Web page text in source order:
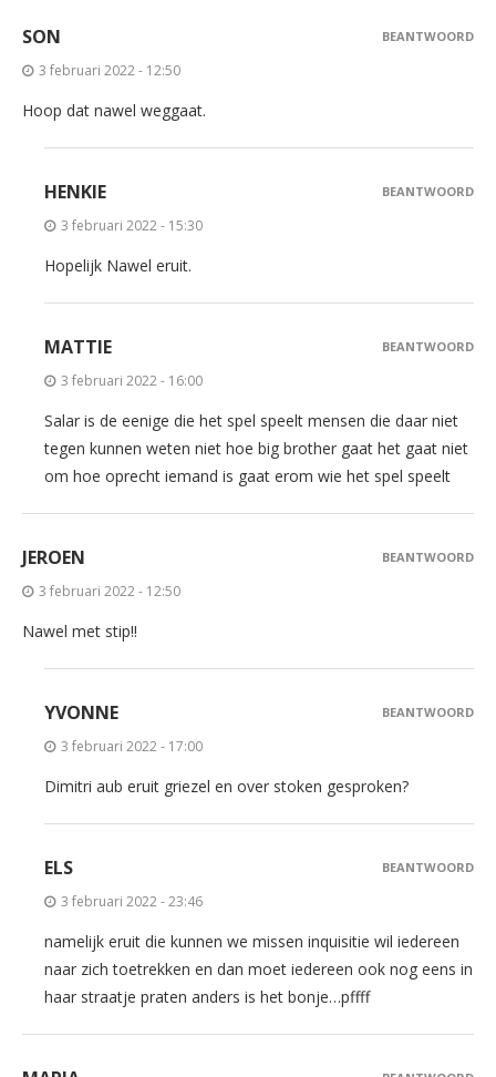
SON
3 februari 2022 - 12:50
Hoop dat nawel weggaat.
BEANTWOORD
HENKIE
3 februari 2022 - 15:30
Hopelijk Nawel eruit.
BEANTWOORD
MATTIE
3 februari 2022 - 16:00
Salar is de eenige die het spel speelt mensen die daar niet
tegen kunnen weten niet hoe big brother gaat het gaat niet
om hoe oprecht iemand is gaat erom wie het spel speelt
BEANTWOORD
JEROEN
3 februari 2022 - 12:50
Nawel met stip!!
BEANTWOORD
YVONNE
3 februari 2022 - 17:00
Dimitri aub eruit griezel en over stoken gesproken?
BEANTWOORD
ELS
3 februari 2022 - 23:46
namelijk eruit die kunnen we missen inquisitie wil iedereen
naar zich toetrekken en dan moet iedereen ook nog eens in
haar straatje praten anders is het bonje…pffff
BEANTWOORD